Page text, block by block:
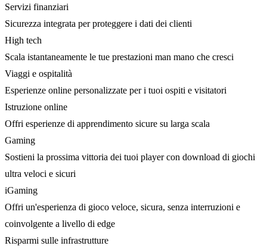
Servizi finanziari
Sicurezza integrata per proteggere i dati dei clienti
High tech
Scala istantaneamente le tue prestazioni man mano che cresci
Viaggi e ospitalità
Esperienze online personalizzate per i tuoi ospiti e visitatori
Istruzione online
Offri esperienze di apprendimento sicure su larga scala
Gaming
Sostieni la prossima vittoria dei tuoi player con download di giochi
ultra veloci e sicuri
iGaming
Offri un'esperienza di gioco veloce, sicura, senza interruzioni e
coinvolgente a livello di edge
Risparmi sulle infrastrutture